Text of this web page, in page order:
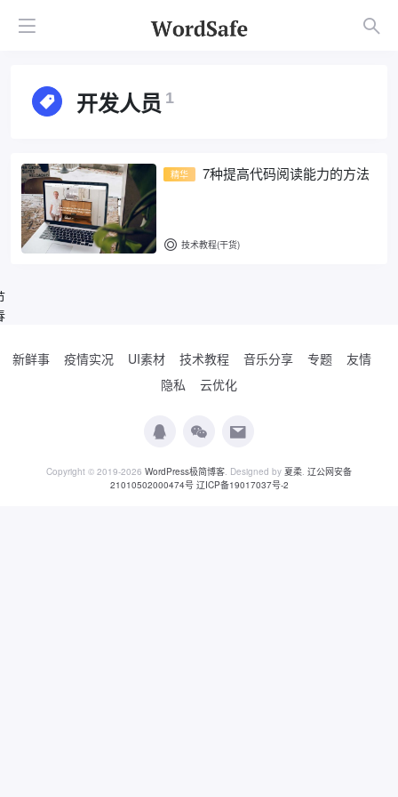
开发人员 1
精华 7种提高代码阅读能力的方法
技术教程(干货)
新鲜事 疫情实况 UI素材 技术教程 音乐分享 专题
友情
隐私
云优化
Copyright © 2019-2026 WordPress极简博客. Designed by 夏柔. 辽公网安备
21010502000474号 辽ICP备19017037号-2